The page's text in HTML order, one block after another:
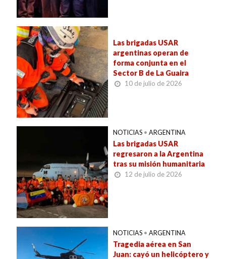
Las brigadas USAR
argentinas operan de
forma conjunta en el
Sector B de La Guaira
10 de julio de 2026
NOTICIAS • ARGENTINA
Las brigadas USAR
regresaron a la Argentina
tras su misión humanitaria
12 de julio de 2026
NOTICIAS • ARGENTINA
Tragedia aérea en San
Juan: cayó un helicóptero y